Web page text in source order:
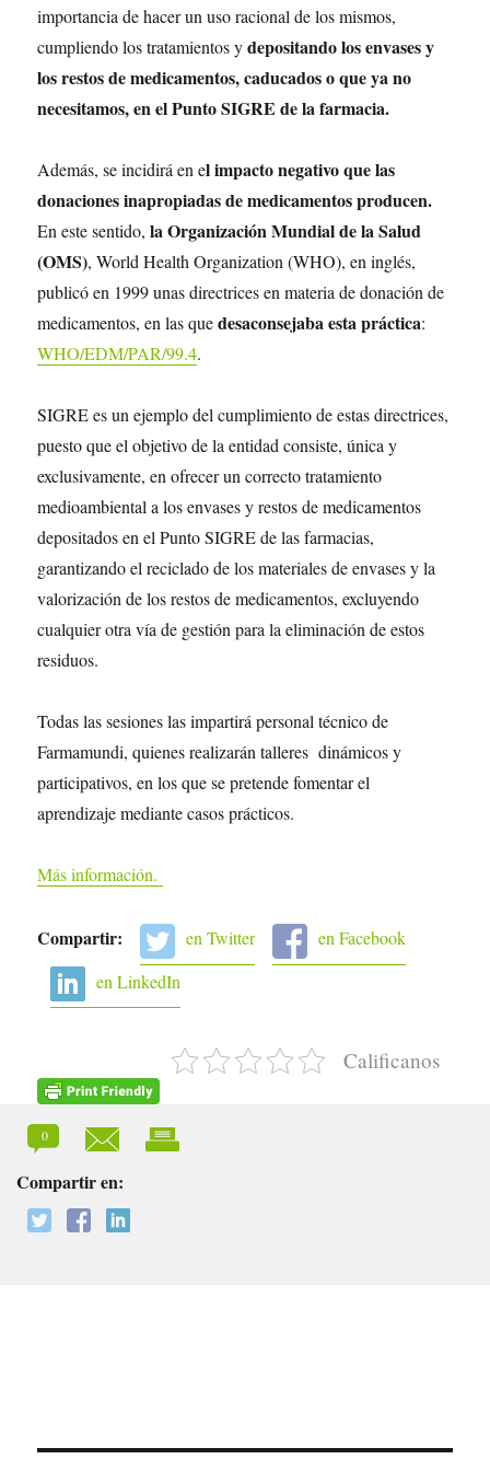
importancia de hacer un uso racional de los mismos,
cumpliendo los tratamientos ydepositando los envases y
los restos de medicamentos, caducados o que ya no
necesitamos, en el Punto SIGRE de la farmacia.
Además, se incidirá en el impacto negativo que las
donaciones inapropiadas de medicamentos producen.
En este sentido,la Organización Mundial de la Salud
(OMS), World Health Organization (WHO), en inglés,
publicó en 1999 unas directrices en materia de donación de
medicamentos, en las quedesaconsejaba esta práctica:
WHO/EDM/PAR/99.4.
SIGRE es un ejemplo del cumplimiento de estas directrices,
puesto que el objetivo de la entidad consiste, única y
exclusivamente, en ofrecer un correcto tratamiento
medioambiental a los envases y restos de medicamentos
depositados en el Punto SIGRE de las farmacias,
garantizando el reciclado de los materiales de envases y la
valorización de los restos de medicamentos, excluyendo
cualquier otra vía de gestión para la eliminación de estos
residuos.
Todas las sesiones las impartirá personal técnico de
Farmamundi, quienes realizarán talleres dinámicos y
participativos, en los que se pretende fomentar el
aprendizaje mediante casos prácticos.
Más información.
Compartir: en Twitter
en Facebook
en LinkedIn
Calificanos
0
Compartir en: